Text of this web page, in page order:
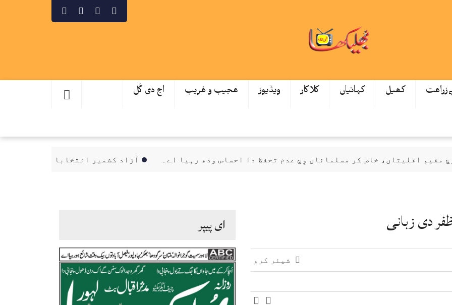
کھیل کہانیاں کلاکار ویڈیوز عجیب و غریب اج دی گَل
اقلیتاں، خاص کر مسلماناں وِچ عدم تحفظ دا احساس ودھ رہیا اے۔ آزاد کشمیر انتخابات، اساں
ای پیپر دی زبانی
شیئر کرو